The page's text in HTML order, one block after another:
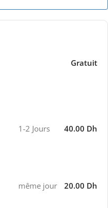
Gratuit
1-2 Jours 40.00 Dh
même jour 20.00 Dh